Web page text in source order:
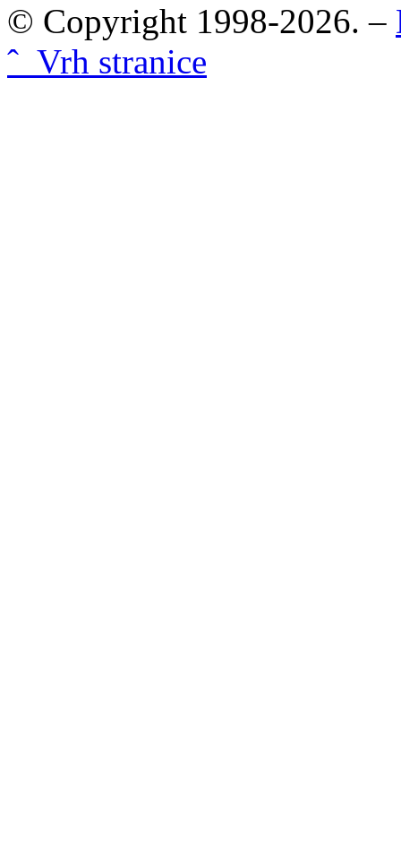
© Copyright 1998-2026. –
ˆ Vrh stranice